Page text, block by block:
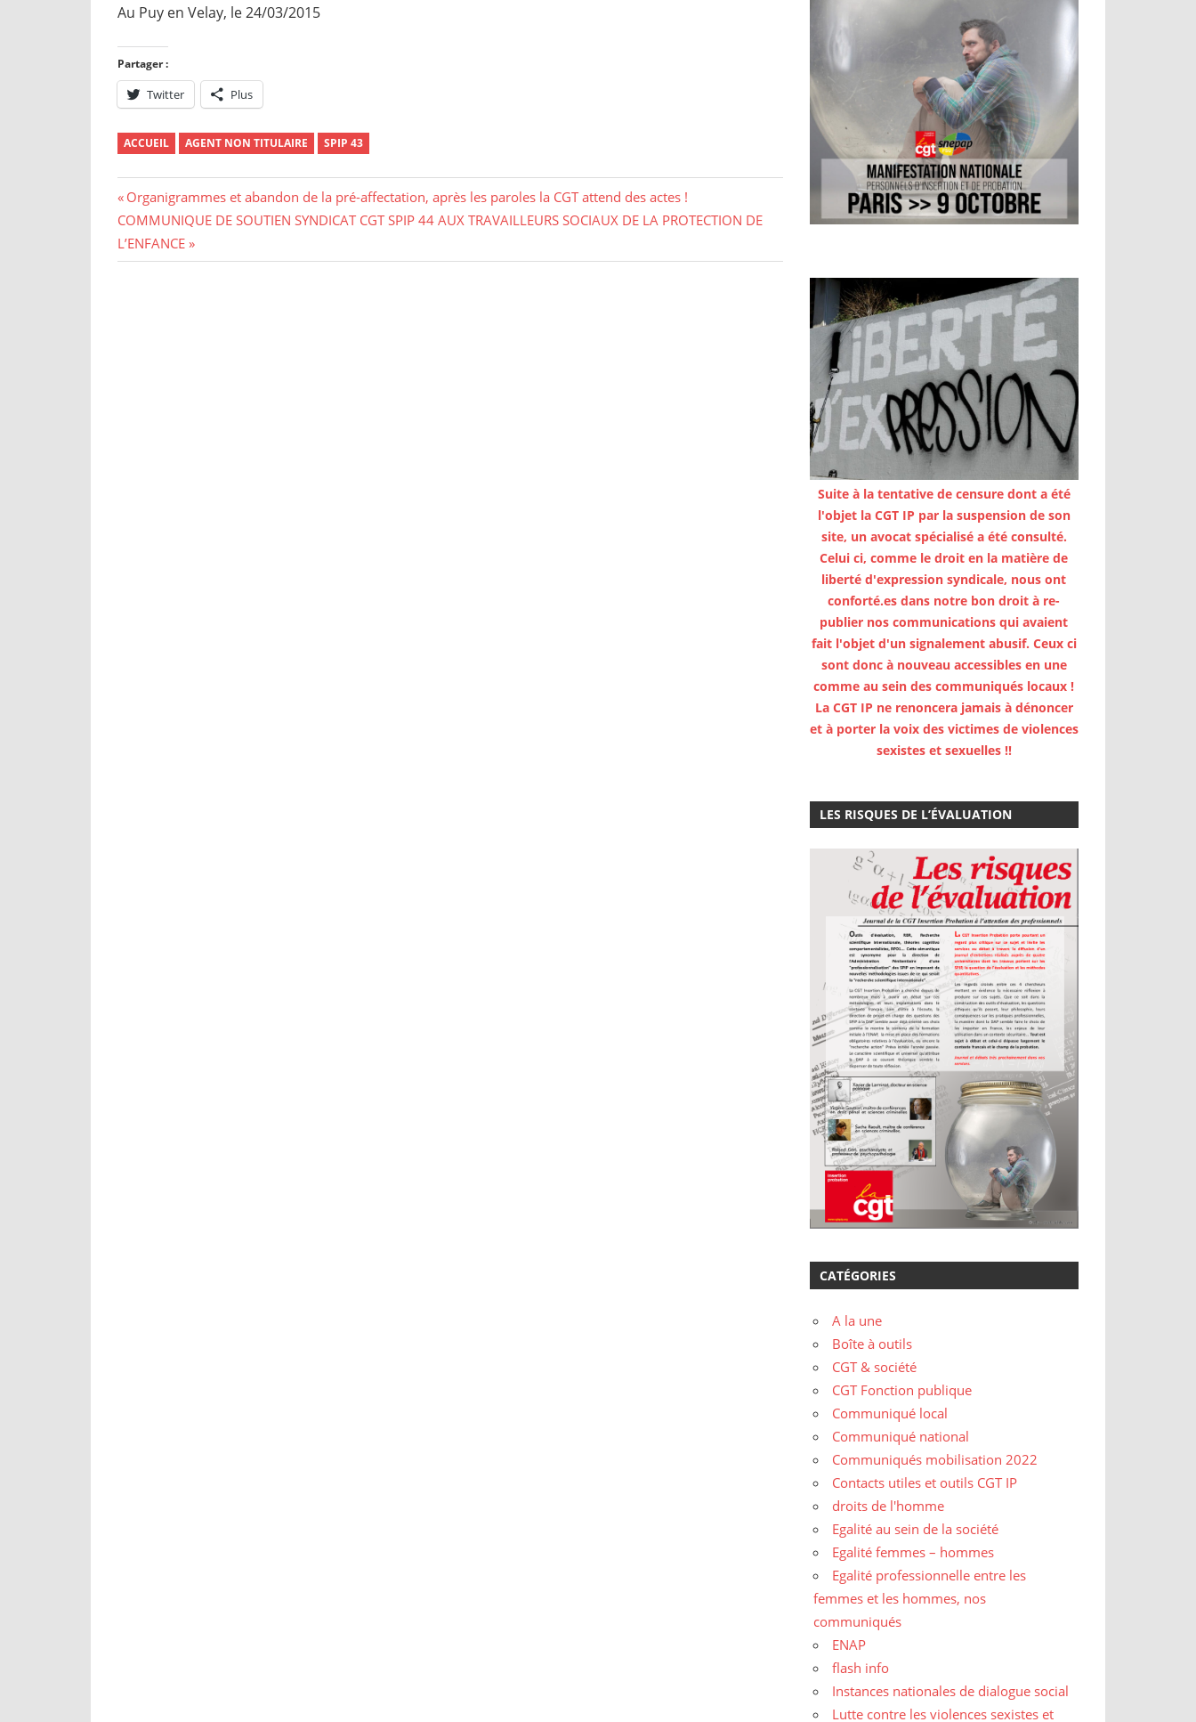
Au Puy en Velay, le 24/03/2015
Partager :
Twitter Plus
ACCUEIL AGENT NON TITULAIRE SPIP 43
Navigation
de
l’article
Previous
Post:
Organigrammes et abandon de la pré-affectation, après les paroles la CGT attend des actes !
Next
Post:
COMMUNIQUE DE SOUTIEN SYNDICAT CGT SPIP 44 AUX TRAVAILLEURS SOCIAUX DE LA PROTECTION DE
L’ENFANCE
Suite à la tentative de censure dont a été
l'objet la CGT IP par la suspension de son
site, un avocat spécialisé a été consulté.
Celui ci, comme le droit en la matière de
liberté d'expression syndicale, nous ont
conforté.es dans notre bon droit à re-
publier nos communications qui avaient
fait l'objet d'un signalement abusif. Ceux ci
sont donc à nouveau accessibles en une
comme au sein des communiqués locaux !
La CGT IP ne renoncera jamais à dénoncer
et à porter la voix des victimes de violences
sexistes et sexuelles !!
LES RISQUES DE L’ÉVALUATION
CATÉGORIES
A la une
Boîte à outils
CGT & société
CGT Fonction publique
Communiqué local
Communiqué national
Communiqués mobilisation 2022
Contacts utiles et outils CGT IP
droits de l'homme
Egalité au sein de la société
Egalité femmes – hommes
Egalité professionnelle entre les
femmes et les hommes, nos
communiqués
ENAP
flash info
Instances nationales de dialogue social
Lutte contre les violences sexistes et